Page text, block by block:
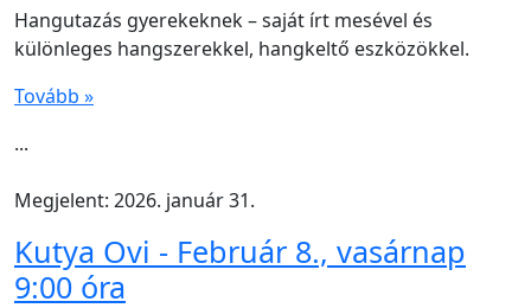
Hangutazás gyerekeknek – saját írt mesével és
különleges hangszerekkel, hangkeltő eszközökkel.
Tovább »
...
Megjelent: 2026. január 31.
Kutya Ovi - Február 8., vasárnap
9:00 óra